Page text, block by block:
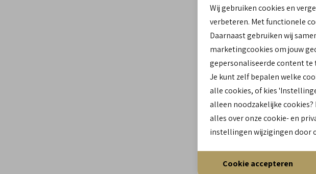
Analytische cookies
Terug
Wij gebruiken cookies en
verbeteren. Met functionele
Daarnaast gebruiken wij
marketingcookies om jouw
gepersonaliseerde content te
Je kunt zelf bepalen welke
alle cookies, of kies
alleen noodzakelijke cookies?
alles over onze cookie- en
instellingen wijzigingen door
Cookie accepteren